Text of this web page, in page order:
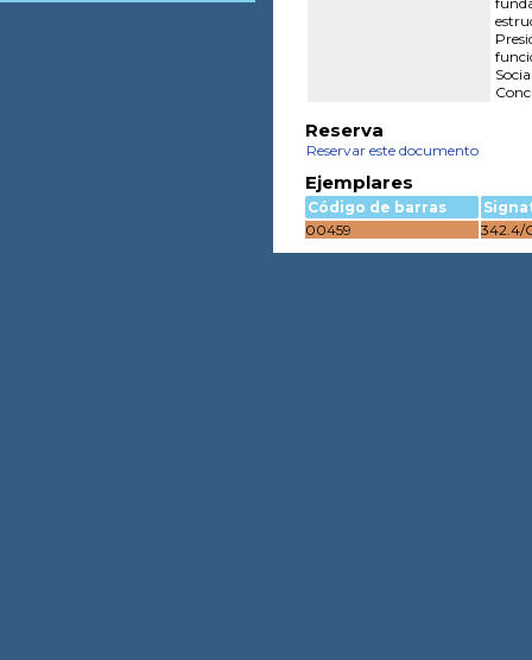
Reserva
Reservar este documento
Ejemplares
Código de barras
00459
342.4/